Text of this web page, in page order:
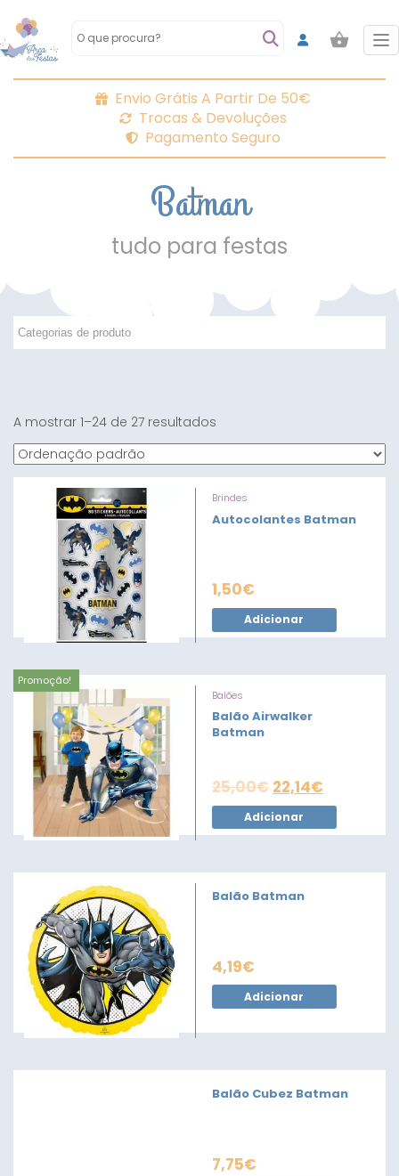
Envio Grátis A Partir De 50€
Trocas & Devoluções
Pagamento Seguro
Batman
tudo para festas
A mostrar 1–24 de 27 resultados
Brindes
Autocolantes Batman
1,50€
Adicionar
Promoção!
Balões
Balão Airwalker
Batman
25,00€ 22,14€
Adicionar
Balão Batman
4,19€
Adicionar
Balão Cubez Batman
7,75€